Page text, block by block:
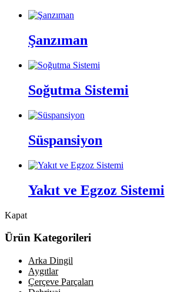
Şanzıman
Soğutma Sistemi
Süspansiyon
Yakıt ve Egzoz Sistemi
Kapat
Ürün Kategorileri
Arka Dingil
Aygıtlar
Çerçeve Parçaları